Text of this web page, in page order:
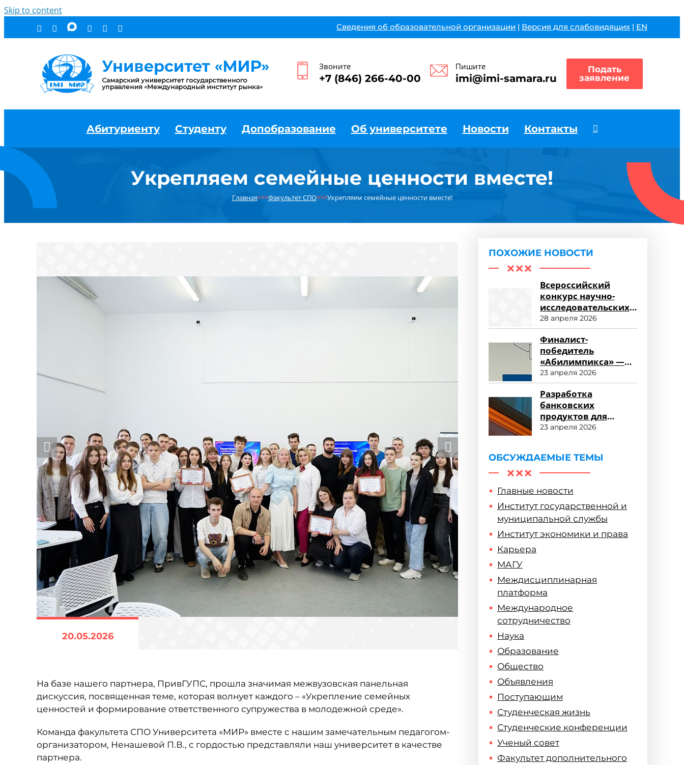
Skip to content
Сведения об образовательной организации | Версия для слабовидящих | EN
Звоните
+7 (846) 266-40-00
Пишите
imi@imi-samara.ru
Подать
заявление
Абитуриенту Студенту Допобразование Об университете Новости Контакты
Укрепляем семейные ценности вместе!
Главная×××Факультет СПО×××Укрепляем семейные ценности вместе!
20.05.2026
На базе нашего партнера, ПривГУПС, прошла значимая межвузовская панельная
дискуссия, посвященная теме, которая волнует каждого – «Укрепление семейных
ценностей и формирование ответственного супружества в молодежной среде».
Команда факультета СПО Университета «МИР» вместе с нашим замечательным педагогом-
организатором, Ненашевой П.В., с гордостью представляли наш университет в качестве
партнера.
ПОХОЖИЕ НОВОСТИ
Всероссийский
конкурс научно-
исследовательских
работ «Научный
потенциал СПО»
28 апреля 2026
Финалист-
победитель
«Абилимпикса» —
студент ФСПО
23 апреля 2026
Разработка
банковских
продуктов для
зарплатных
23 апреля 2026
ОБСУЖДАЕМЫЕ ТЕМЫ
Главные новости
Институт государственной и
муниципальной службы
Институт экономики и права
Карьера
МАГУ
Междисциплинарная
платформа
Международное
сотрудничество
Наука
Образование
Общество
Объявления
Поступающим
Студенческая жизнь
Студенческие конференции
Ученый совет
Факультет дополнительного